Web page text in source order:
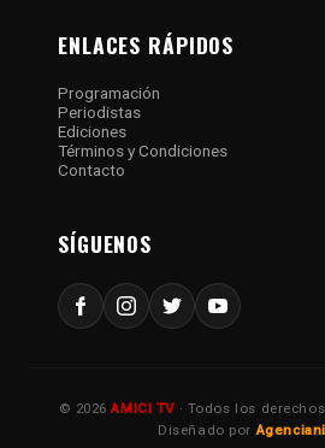
ENLACES RÁPIDOS
Programación
Periodistas
Ediciones
Términos y Condiciones
Contacto
SÍGUENOS
© 2026AMICI TV · Todos los
Diseñado por